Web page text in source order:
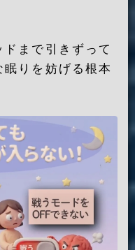
まで引きずって
眠りを妨げる根本